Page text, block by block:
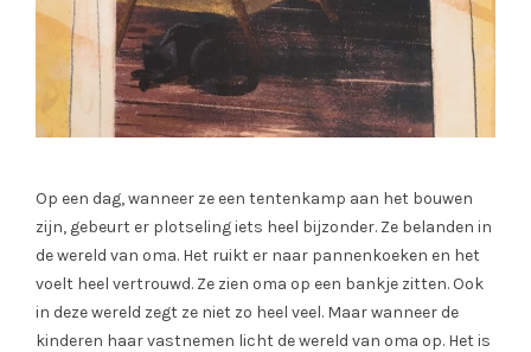
Op een dag, wanneer ze een tentenkamp aan het bouwen
zijn, gebeurt er plotseling iets heel bijzonder. Ze belanden in
de wereld van oma. Het ruikt er naar pannenkoeken en het
voelt heel vertrouwd. Ze zien oma op een bankje zitten. Ook
in deze wereld zegt ze niet zo heel veel. Maar wanneer de
kinderen haar vastnemen licht de wereld van oma op. Het is